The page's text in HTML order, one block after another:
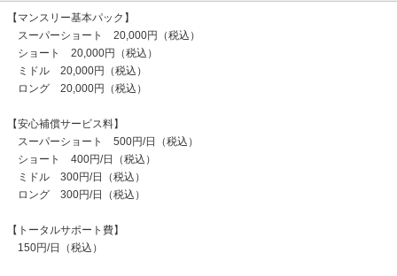
【マンスリー基本パック】
スーパーショート 20,000円（税込）
ショート 20,000円（税込）
ミドル 20,000円（税込）
ロング 20,000円（税込）
【安心補償サービス料】
スーパーショート 500円/日（税込）
ショート 400円/日（税込）
ミドル 300円/日（税込）
ロング 300円/日（税込）
【トータルサポート費】
150円/日（税込）